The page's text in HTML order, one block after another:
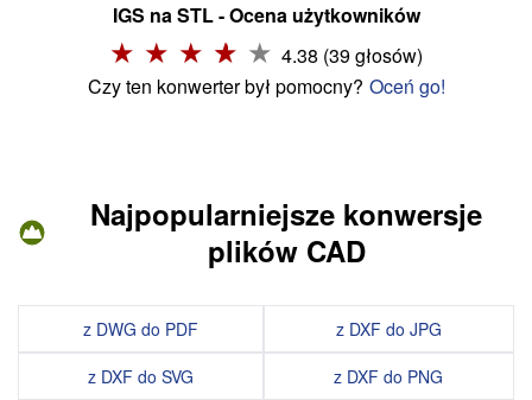
IGS na STL - Ocena użytkowników
4.38 (39 głosów)
Czy ten konwerter był pomocny? Oceń go!
Najpopularniejsze konwersje
plików CAD
z DWG do PDF
z DXF do SVG
z DXF do JPG
z DXF do PNG